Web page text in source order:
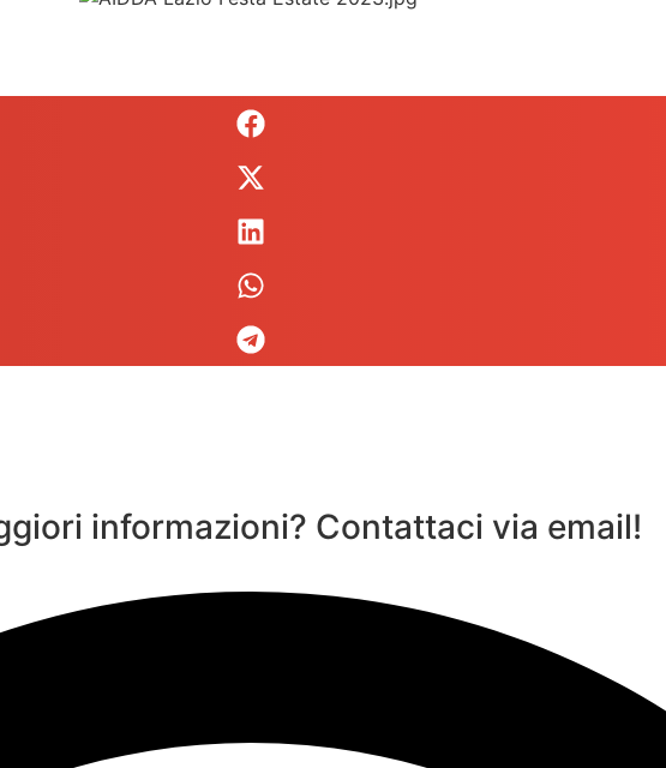
informazioni? Contattaci via email!